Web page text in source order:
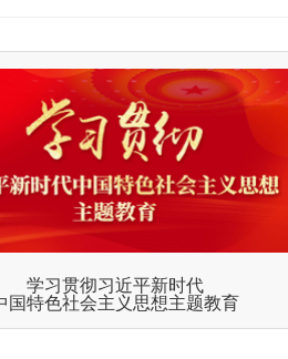
学习贯彻习近平新时代
国特色社会主义思想主题教育